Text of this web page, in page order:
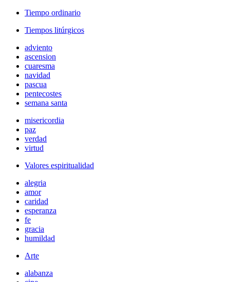
Tiempo ordinario
Tiempos litúrgicos
adviento
ascension
cuaresma
navidad
pascua
pentecostes
semana santa
misericordia
paz
verdad
virtud
Valores espiritualidad
alegria
amor
caridad
esperanza
fe
gracia
humildad
Arte
alabanza